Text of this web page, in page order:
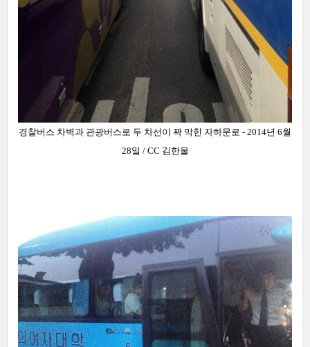
경찰버스 차벽과 관광버스로 두 차선이 꽉 막힌 자하문로 - 2014년 6월
28일 / CC 김한울